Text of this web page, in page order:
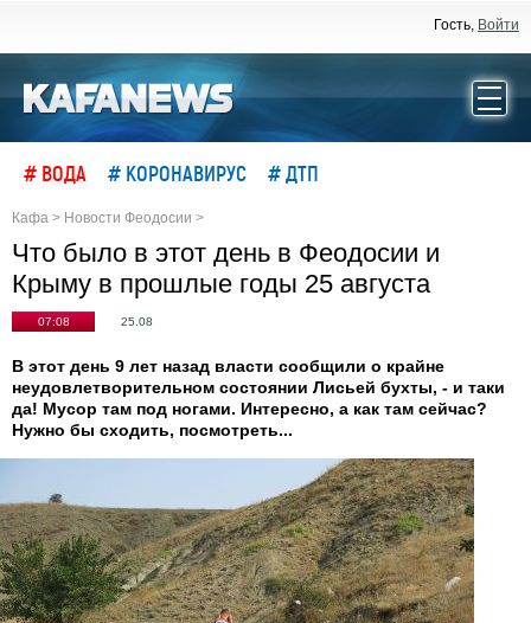
Гость, Войти
# ВОДА # КОРОНАВИРУС # ДТП
Кафа > Новости Феодосии >
Что было в этот день в Феодосии и
Крыму в прошлые годы 25 августа
07:08 25.08
В этот день 9 лет назад власти сообщили о крайне
неудовлетворительном состоянии Лисьей бухты, - и таки
да! Мусор там под ногами. Интересно, а как там сейчас?
Нужно бы сходить, посмотреть...